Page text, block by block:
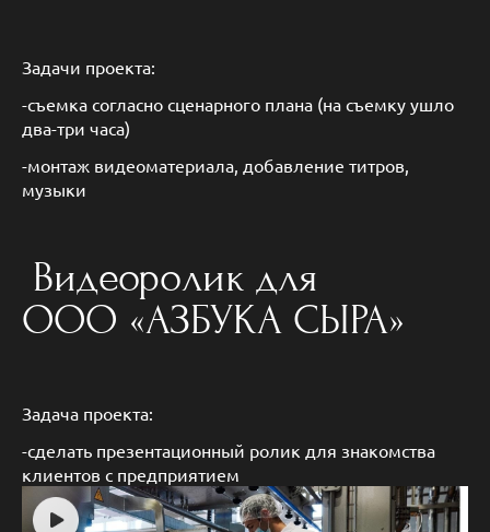
Задачи проекта:
-съемка согласно сценарного плана (на съемку ушло
два-три часа)
-монтаж видеоматериала, добавление титров,
музыки
Видеоролик для
ООО «АЗБУКА СЫРА»
Задача проекта:
-сделать презентационный ролик для знакомства
клиентов с предприятием